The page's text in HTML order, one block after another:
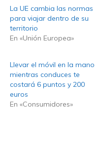
La UE cambia las normas
para viajar dentro de su
territorio
En «Unión Europea»
Llevar el móvil en la mano
mientras conduces te
costará 6 puntos y 200
euros
En «Consumidores»